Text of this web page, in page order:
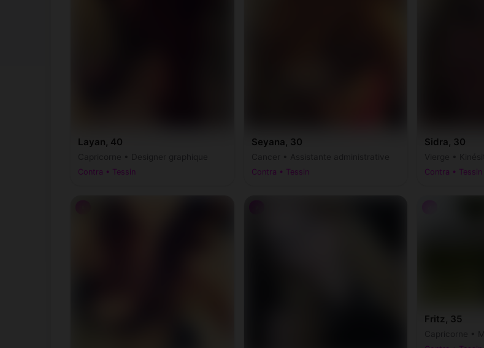
Layan, 40
Contra • Tessin
Seyana, 30
Contra • Tessin
Sidra, 30
Contra • Tessin
Fritz, 35